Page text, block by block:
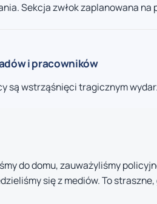
Sekcja zwłok zaplanowana
i pracowników
są wstrząśnięci tragicznym
do domu, zauważyliśmy
się z mediów. To